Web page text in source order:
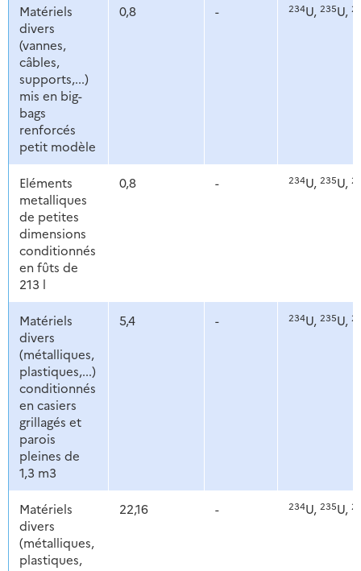
Matériels
divers
(vannes,
câbles,
supports,...)
mis en big-
bags
renforcés
petit modèle
0,8 - 234U, 235U,
Eléments
metalliques
de petites
dimensions
conditionnés
en fûts de
213 l
0,8 - 234U, 235U,
Matériels
divers
(métalliques,
plastiques,...)
conditionnés
en casiers
grillagés et
parois
pleines de
1,3 m3
5,4 - 234U, 235U,
Matériels
divers
(métalliques,
plastiques,
22,16 - 234U, 235U,